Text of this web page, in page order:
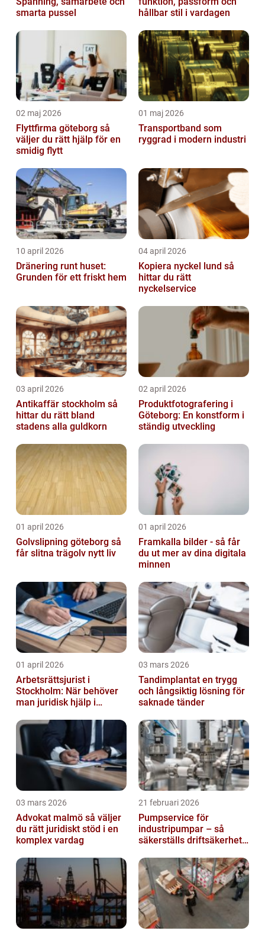
smarta pussel
hållbar stil i vardagen
02 maj 2026
Flyttfirma göteborg så
väljer du rätt hjälp för en
smidig flytt
01 maj 2026
Transportband som
ryggrad i modern industri
10 april 2026
Dränering runt huset:
Grunden för ett friskt hem
04 april 2026
Kopiera nyckel lund så
hittar du rätt
nyckelservice
03 april 2026
Antikaffär stockholm så
hittar du rätt bland
stadens alla guldkorn
02 april 2026
Produktfotografering i
Göteborg: En konstform i
ständig utveckling
01 april 2026
Golvslipning göteborg så
får slitna trägolv nytt liv
01 april 2026
Framkalla bilder - så får
du ut mer av dina digitala
minnen
01 april 2026
Arbetsrättsjurist i
Stockholm: När behöver
man juridisk hjälp i
03 mars 2026
Tandimplantat en trygg
och långsiktig lösning för
saknade tänder
03 mars 2026
Advokat malmö så väljer
du rätt juridiskt stöd i en
komplex vardag
21 februari 2026
Pumpservice för
industripumpar – så
säkerställs driftsäkerhet